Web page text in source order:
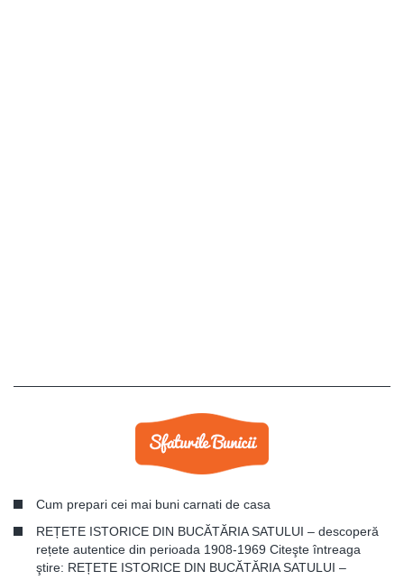
Cum prepari cei mai buni carnati de casa
REȚETE ISTORICE DIN BUCĂTĂRIA SATULUI – descoperă
rețete autentice din perioada 1908-1969 Citeşte întreaga
ştire: REȚETE ISTORICE DIN BUCĂTĂRIA SATULUI –